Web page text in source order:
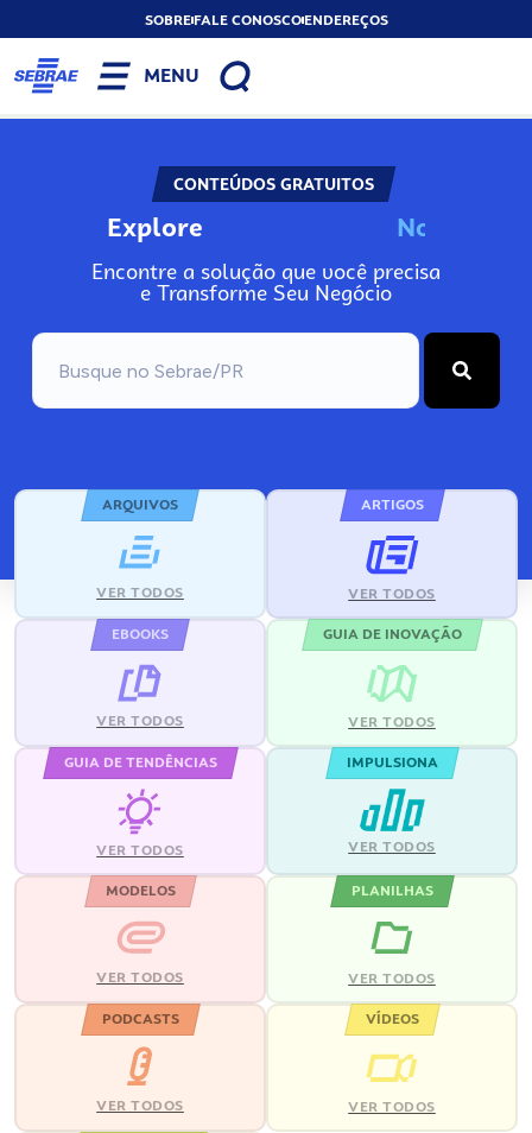
SOBREFALE CONOSCOENDEREÇOS
MENU
CONTEÚDOS GRATUITOS
Explore N
Encontre a solução que você precisa
e Transforme Seu Negócio
ARQUIVOS
VER TODOS
ARTIGOS
VER TODOS
EBOOKS
VER TODOS
GUIA DE INOVAÇÃO
VER TODOS
GUIA DE TENDÊNCIAS
VER TODOS
IMPULSIONA
VER TODOS
MODELOS
VER TODOS
PLANILHAS
VER TODOS
PODCASTS
VER TODOS
VÍDEOS
VER TODOS